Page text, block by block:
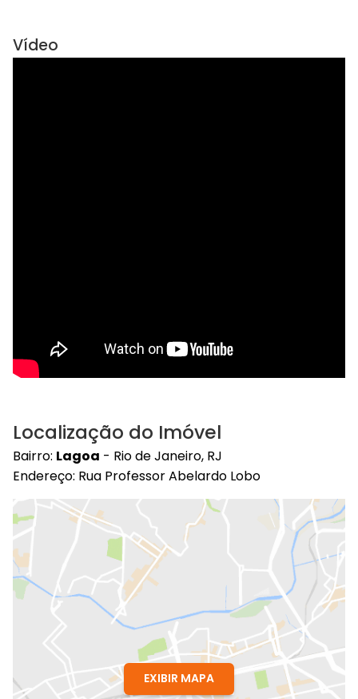
Vídeo
Localização do Imóvel
Bairro: Lagoa - Rio de Janeiro, RJ
Endereço: Rua Professor Abelardo Lobo
EXIBIR MAPA